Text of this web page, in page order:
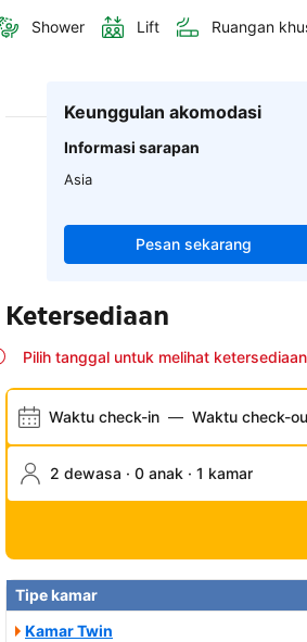
Shower Lift Ruangan
Keunggulan akomodasi
Informasi sarapan
Asia
Pesan sekarang
Ketersediaan
Pilih tanggal untuk melihat
Waktu check-in — Waktu check-
2 dewasa · 0 anak · 1 kamar
Tipe kamar
Kamar Twin